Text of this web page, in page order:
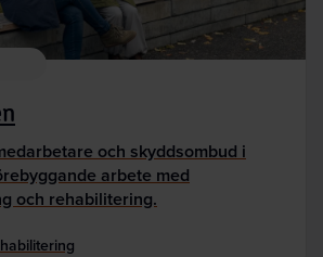
och skyddsombud i
arbete med
och rehabilitering.